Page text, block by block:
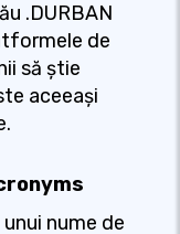
.DURBAN
de
să știe
aceeași
nume de